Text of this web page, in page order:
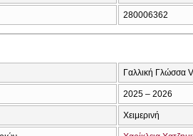
280006362
Γαλλική Γλώσσα
2025 – 2026
Χειμερινή